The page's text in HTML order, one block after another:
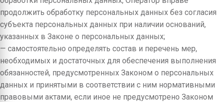
продолжить обработку персональных данных без согласия
субъекта персональных данных при наличии оснований,
указанных в Законе о персональных данных;
— самостоятельно определять состав и перечень мер,
необходимых и достаточных для обеспечения выполнения
обязанностей, предусмотренных Законом о персональных
данных и принятыми в соответствии с ним нормативными
правовыми актами, если иное не предусмотрено Законом